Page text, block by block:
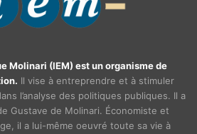
Molinari (IEM) est un organisme de
Il vise à entreprendre et à stimuler
l’analyse des politiques publiques. Il a
Gustave de Molinari. Économiste et
il a lui-même oeuvré toute sa vie à